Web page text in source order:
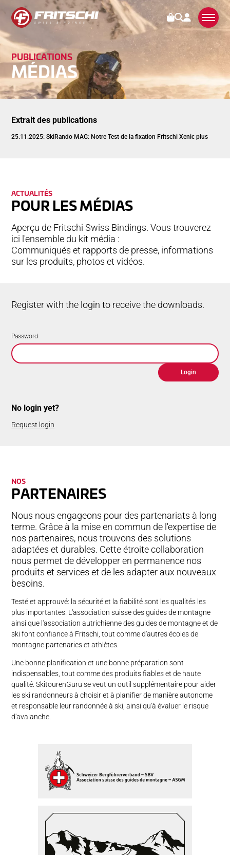
FIXATIONS
SERVICES
STORIES
NEWS
PUB­LI­CA­TIONS
MÉDIAS
Extrait des publi­ca­tions
25.11.2025: SkiRando MAG: Notre Test de la fixation Fritschi Xenic plus
AC­TUA­LI­TÉS
POUR LES MÉDIAS
Aperçu de Fritschi Swiss Bindings. Vous trouverez
ici l'ensemble du kit média :
Communiqués et rapports de presse, informations
sur les produits, photos et vidéos.
Register with the login to receive the downloads.
Password
Login
No login yet?
Request login
NOS
PARTENAIRES
Nous nous engageons pour des partenariats à long
terme. Grâce à la mise en commun de l'expertise de
nos partenaires, nous trouvons des solutions
adaptées et durables. Cette étroite collaboration
nous permet de développer en permanence nos
produits et services et de les adapter aux nouveaux
besoins.
Testé et approuvé: la sécurité et la fiabilité sont les qualités les
plus importantes. L'association suisse des guides de montagne
ainsi que l'association autrichienne des guides de montagne et de
ski font confiance à Fritschi, tout comme d'autres écoles de
montagne partenaries et athlètes.
Une bonne planification et une bonne préparation sont
indispensables, tout comme des produits fiables et de haute
qualité. SkitourenGuru se veut un outil supplémentaire pour aider
les ski randonneurs à choisir et à planifier de manière autonome
et responsable leur randonnée à ski, ainsi qu'à évaluer le risque
d'avalanche.